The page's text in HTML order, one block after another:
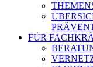
FÜR